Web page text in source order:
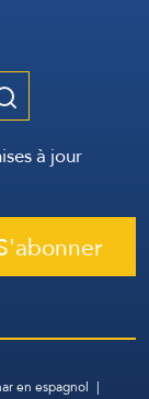
à jour
en espagnol